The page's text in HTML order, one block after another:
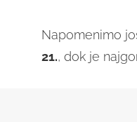
Napomenimo
21., dok je